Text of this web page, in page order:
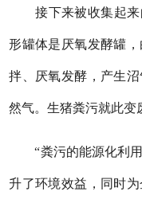
接下来被收集起来
形罐体是厌氧发酵罐
拌、厌氧发酵，产生
然气。生猪粪污就此变
“粪污的能源化利用
升了环境效益，同时